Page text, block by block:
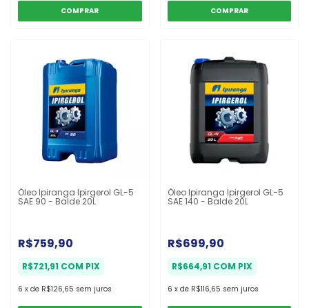
Óleo Ipiranga Ipirgerol GL-5
SAE 90 - Balde 20L
R$759,90
R$721,91 COM PIX
6 x de R$126,65 sem juros
Óleo Ipiranga Ipirgerol GL-5
SAE 140 - Balde 20L
R$699,90
R$664,91 COM PIX
6 x de R$116,65 sem juros